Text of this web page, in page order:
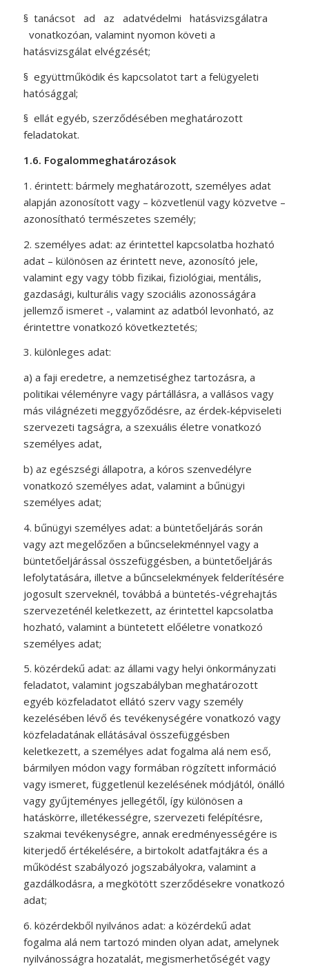
§ tanácsot ad az adatvédelmi hatásvizsgálatra
vonatkozóan, valamint nyomon követi a
hatásvizsgálat elvégzését;
§ együttműködik és kapcsolatot tart a felügyeleti
hatósággal;
§ ellát egyéb, szerződésében meghatározott
feladatokat.
1.6. Fogalommeghatározások
1. érintett: bármely meghatározott, személyes adat
alapján azonosított vagy – közvetlenül vagy közvetve –
azonosítható természetes személy;
2. személyes adat: az érintettel kapcsolatba hozható
adat – különösen az érintett neve, azonosító jele,
valamint egy vagy több fizikai, fiziológiai, mentális,
gazdasági, kulturális vagy szociális azonosságára
jellemző ismeret -, valamint az adatból levonható, az
érintettre vonatkozó következtetés;
3. különleges adat:
a) a faji eredetre, a nemzetiséghez tartozásra, a
politikai véleményre vagy pártállásra, a vallásos vagy
más világnézeti meggyőződésre, az érdek-képviseleti
szervezeti tagságra, a szexuális életre vonatkozó
személyes adat,
b) az egészségi állapotra, a kóros szenvedélyre
vonatkozó személyes adat, valamint a bűnügyi
személyes adat;
4. bűnügyi személyes adat: a büntetőeljárás során
vagy azt megelőzően a bűncselekménnyel vagy a
büntetőeljárással összefüggésben, a büntetőeljárás
lefolytatására, illetve a bűncselekmények felderítésére
jogosult szerveknél, továbbá a büntetés-végrehajtás
szervezeténél keletkezett, az érintettel kapcsolatba
hozható, valamint a büntetett előéletre vonatkozó
személyes adat;
5. közérdekű adat: az állami vagy helyi önkormányzati
feladatot, valamint jogszabályban meghatározott
egyéb közfeladatot ellátó szerv vagy személy
kezelésében lévő és tevékenységére vonatkozó vagy
közfeladatának ellátásával összefüggésben
keletkezett, a személyes adat fogalma alá nem eső,
bármilyen módon vagy formában rögzített információ
vagy ismeret, függetlenül kezelésének módjától, önálló
vagy gyűjteményes jellegétől, így különösen a
hatáskörre, illetékességre, szervezeti felépítésre,
szakmai tevékenységre, annak eredményességére is
kiterjedő értékelésére, a birtokolt adatfajtákra és a
működést szabályozó jogszabályokra, valamint a
gazdálkodásra, a megkötött szerződésekre vonatkozó
adat;
6. közérdekből nyilvános adat: a közérdekű adat
fogalma alá nem tartozó minden olyan adat, amelynek
nyilvánosságra hozatalát, megismerhetőségét vagy